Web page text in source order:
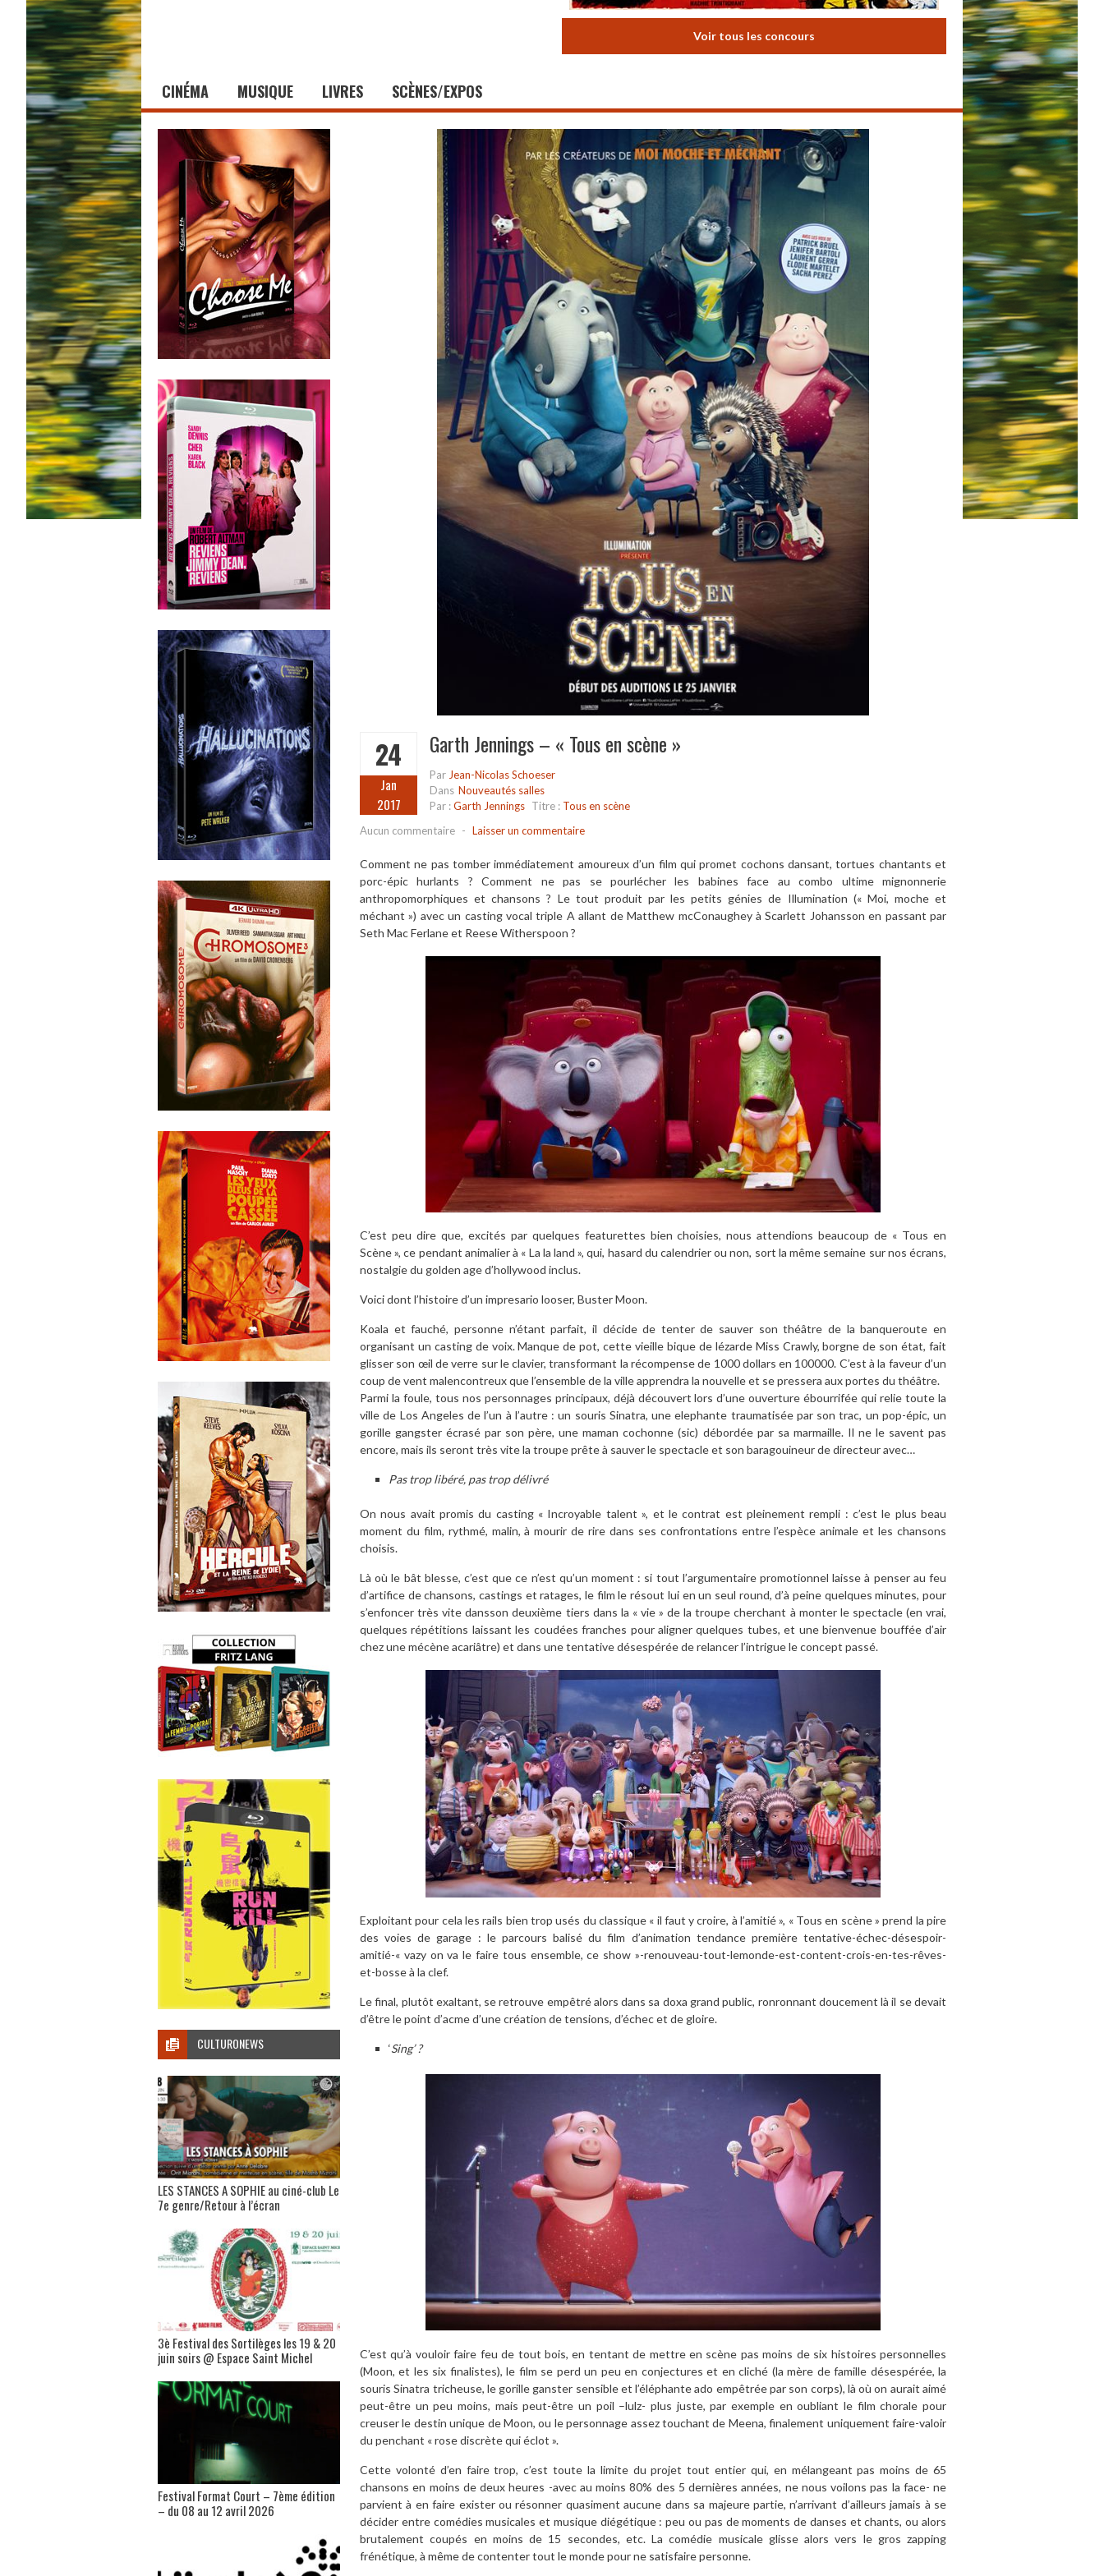
Voir tous les concours
CINÉMA MUSIQUE LIVRES SCÈNES/EXPOS
24
Jan
2017
Garth Jennings – « Tous en scène »
Par Jean-Nicolas Schoeser
Dans Nouveautés salles
Par :Garth Jennings Titre : Tous en scène
Aucun commentaire - Laisser un commentaire
Comment ne pas tomber immédiatement amoureux d’un film qui promet cochons dansant, tortues chantants et
porc-épic hurlants ? Comment ne pas se pourlécher les babines face au combo ultime mignonnerie
anthropomorphiques et chansons ? Le tout produit par les petits génies de Illumination (« Moi, moche et
méchant ») avec un casting vocal triple A allant de Matthew mcConaughey à Scarlett Johansson en passant par
Seth Mac Ferlane et Reese Witherspoon ?
C’est peu dire que, excités par quelques featurettes bien choisies, nous attendions beaucoup de « Tous en
Scène », ce pendant animalier à « La la land », qui, hasard du calendrier ou non, sort la même semaine sur nos écrans,
nostalgie du golden age d’hollywood inclus.
Voici dont l’histoire d’un impresario looser, Buster Moon.
Koala et fauché, personne n’étant parfait, il décide de tenter de sauver son théâtre de la banqueroute en
organisant un casting de voix. Manque de pot, cette vieille bique de lézarde Miss Crawly, borgne de son état, fait
glisser son œil de verre sur le clavier, transformant la récompense de 1000 dollars en 100000. C’est à la faveur d’un
coup de vent malencontreux que l’ensemble de la ville apprendra la nouvelle et se pressera aux portes du théâtre.
Parmi la foule, tous nos personnages principaux, déjà découvert lors d’une ouverture ébourrifée qui relie toute la
ville de Los Angeles de l’un à l’autre : un souris Sinatra, une elephante traumatisée par son trac, un pop-épic, un
gorille gangster écrasé par son père, une maman cochonne (sic) débordée par sa marmaille. Il ne le savent pas
encore, mais ils seront très vite la troupe prête à sauver le spectacle et son baragouineur de directeur avec…
Pas trop libéré, pas trop délivré
On nous avait promis du casting « Incroyable talent », et le contrat est pleinement rempli : c’est le plus beau
moment du film, rythmé, malin, à mourir de rire dans ses confrontations entre l’espèce animale et les chansons
choisis.
Là où le bât blesse, c’est que ce n’est qu’un moment : si tout l’argumentaire promotionnel laisse à penser au feu
d’artifice de chansons, castings et ratages, le film le résout lui en un seul round, d’à peine quelques minutes, pour
s’enfoncer très vite dansson deuxième tiers dans la « vie » de la troupe cherchant à monter le spectacle (en vrai,
quelques répétitions laissant les coudées franches pour aligner quelques tubes, et une bienvenue bouffée d’air
chez une mécène acariâtre) et dans une tentative désespérée de relancer l’intrigue le concept passé.
Exploitant pour cela les rails bien trop usés du classique « il faut y croire, à l’amitié », « Tous en scène » prend la pire
des voies de garage : le parcours balisé du film d’animation tendance première tentative-échec-désespoir-
amitié-« vazy on va le faire tous ensemble, ce show »-renouveau-tout-lemonde-est-content-crois-en-tes-rêves-
et-bosse à la clef.
Le final, plutôt exaltant, se retrouve empêtré alors dans sa doxa grand public, ronronnant doucement là il se devait
d’être le point d’acme d’une création de tensions, d’échec et de gloire.
‘Sing’ ?
C’est qu’à vouloir faire feu de tout bois, en tentant de mettre en scène pas moins de six histoires personnelles
(Moon, et les six finalistes), le film se perd un peu en conjectures et en cliché (la mère de famille désespérée, la
souris Sinatra tricheuse, le gorille ganster sensible et l’éléphante ado empêtrée par son corps), là où on aurait aimé
peut-être un peu moins, mais peut-être un poil –lulz- plus juste, par exemple en oubliant le film chorale pour
creuser le destin unique de Moon, ou le personnage assez touchant de Meena, finalement uniquement faire-valoir
du penchant « rose discrète qui éclot ».
Cette volonté d’en faire trop, c’est toute la limite du projet tout entier qui, en mélangeant pas moins de 65
chansons en moins de deux heures -avec au moins 80% des 5 dernières années, ne nous voilons pas la face- ne
parvient à en faire exister ou résonner quasiment aucune dans sa majeure partie, n’arrivant d’ailleurs jamais à se
décider entre comédies musicales et musique diégétique : peu ou pas de moments de danses et chants, ou alors
brutalement coupés en moins de 15 secondes, etc. La comédie musicale glisse alors vers le gros zapping
frénétique, à même de contenter tout le monde pour ne satisfaire personne.
CULTURONEWS
LES STANCES A SOPHIE au ciné-club Le
7e genre/Retour à l’écran
3è Festival des Sortilèges les 19 & 20
juin soirs @ Espace Saint Michel
Festival Format Court – 7ème édition
– du 08 au 12 avril 2026